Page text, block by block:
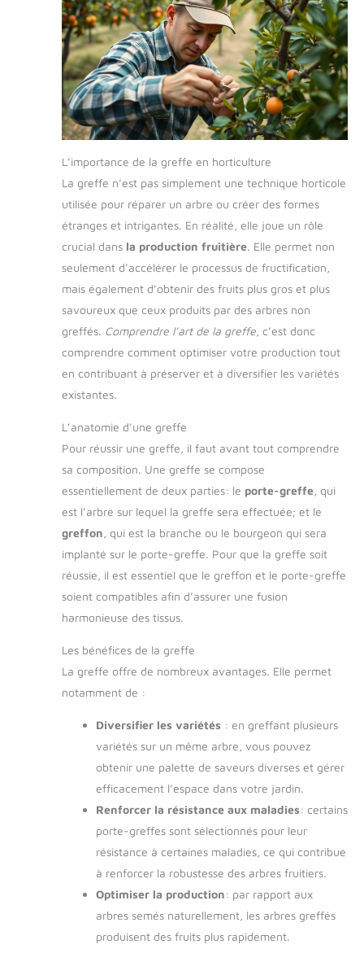
L’importance de la greffe en horticulture
La greffe n’est pas simplement une technique horticole
utilisée pour réparer un arbre ou créer des formes
étranges et intrigantes. En réalité, elle joue un rôle
crucial dans la production fruitière. Elle permet non
seulement d’accélérer le processus de fructification,
mais également d’obtenir des fruits plus gros et plus
savoureux que ceux produits par des arbres non
greffés. Comprendre l’art de la greffe , c’est donc
comprendre comment optimiser votre production tout
en contribuant à préserver et à diversifier les variétés
existantes.
L’anatomie d’une greffe
Pour réussir une greffe, il faut avant tout comprendre
sa composition. Une greffe se compose
essentiellement de deux parties: le porte-greffe , qui
est l’arbre sur lequel la greffe sera effectuée; et le
greffon , qui est la branche ou le bourgeon qui sera
implanté sur le porte-greffe. Pour que la greffe soit
réussie, il est essentiel que le greffon et le porte-greffe
soient compatibles afin d’assurer une fusion
harmonieuse des tissus.
Les bénéfices de la greffe
La greffe offre de nombreux avantages. Elle permet
notamment de :
Diversifier les variétés : en greffant plusieurs
variétés sur un même arbre, vous pouvez
obtenir une palette de saveurs diverses et gérer
efficacement l’espace dans votre jardin.
Renforcer la résistance aux maladies: certains
porte-greffes sont sélectionnés pour leur
résistance à certaines maladies, ce qui contribue
à renforcer la robustesse des arbres fruitiers.
Optimiser la production: par rapport aux
arbres semés naturellement, les arbres greffés
produisent des fruits plus rapidement.